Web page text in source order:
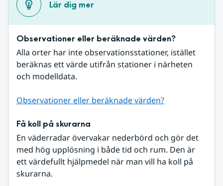
Lär dig mer
Observationer eller beräknade värden?
Alla orter har inte observationsstationer, istället
beräknas ett värde utifrån stationer i närheten
och modelldata.
Observationer eller beräknade värden?
Få koll på skurarna
En väderradar övervakar nederbörd och gör det
med hög upplösning i både tid och rum. Den är
ett värdefullt hjälpmedel när man vill ha koll på
skurarna.